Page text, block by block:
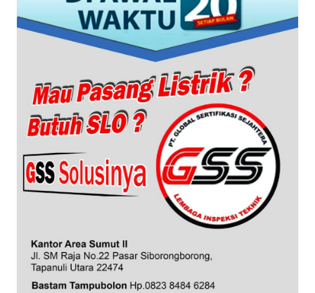
JAKARTA
WN
BANTEN
WN
NTT
WN
PAPUA